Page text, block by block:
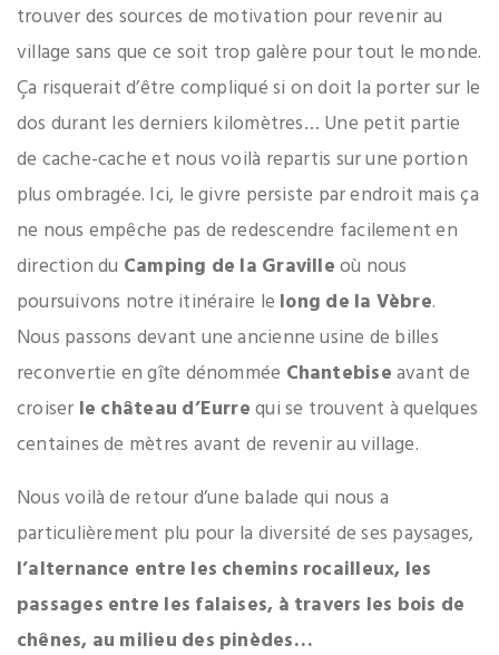
trouver des sources de motivation pour revenir au
village sans que ce soit trop galère pour tout le monde.
Ça risquerait d’être compliqué si on doit la porter sur le
dos durant les derniers kilomètres… Une petit partie
de cache-cache et nous voilà repartis sur une portion
plus ombragée. Ici, le givre persiste par endroit mais ça
ne nous empêche pas de redescendre facilement en
direction du Camping de la Gravilleoù nous
poursuivons notre itinéraire le long de la Vèbre.
Nous passons devant une ancienne usine de billes
reconvertie en gîte dénommée Chantebiseavant de
croiser le château d’Eurrequi se trouvent à quelques
centaines de mètres avant de revenir au village.
Nous voilà de retour d’une balade qui nous a
particulièrement plu pour la diversité de ses paysages,
l’alternance entre les chemins rocailleux, les
passages entre les falaises, à travers les bois de
chênes, au milieu des pinèdes…